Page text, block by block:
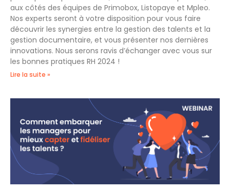
aux côtés des équipes de Primobox, Listopaye et Mpleo.
Nos experts seront à votre disposition pour vous faire
découvrir les synergies entre la gestion des talents et la
gestion documentaire, et vous présenter nos dernières
innovations. Nous serons ravis d’échanger avec vous sur
les bonnes pratiques RH 2024 !
Lire la suite »